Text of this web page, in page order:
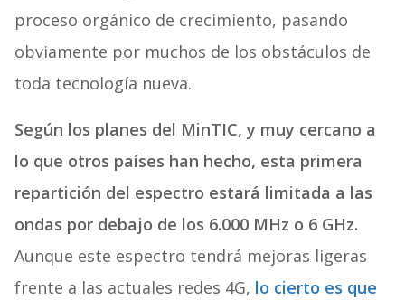
proceso orgánico de crecimiento, pasando
obviamente por muchos de los obstáculos de
toda tecnología nueva.
Según los planes del MinTIC, y muy cercano a
lo que otros países han hecho, esta primera
repartición del espectro estará limitada a las
ondas por debajo de los 6.000 MHz o 6 GHz.
Aunque este espectro tendrá mejoras ligeras
frente a las actuales redes 4G, lo cierto es que